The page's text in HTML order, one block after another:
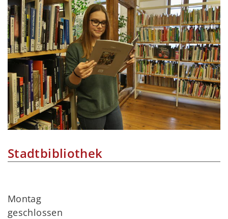
Stadtbibliothek
Montag
geschlossen